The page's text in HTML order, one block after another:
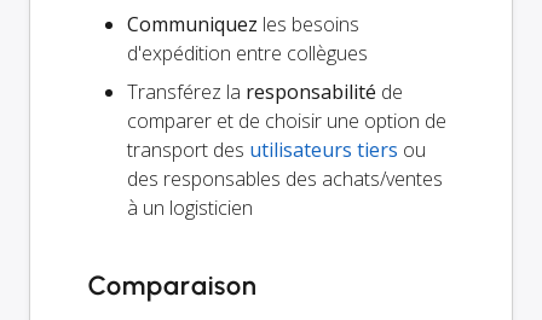
Communiquez les besoins
d'expédition entre collègues
Transférez la responsabilité de
comparer et de choisir une option de
transport des utilisateurs tiers ou
des responsables des achats/ventes
à un logisticien
Comparaison